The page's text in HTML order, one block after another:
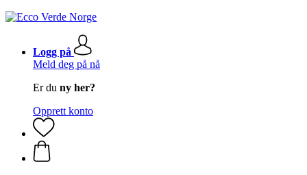
Logg på
Meld deg på nå
Er du ny her?
Opprett konto